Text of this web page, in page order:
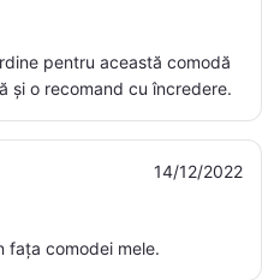
pentru această comodă
și o recomand cu încredere.
14/12/2022
fața comodei mele.